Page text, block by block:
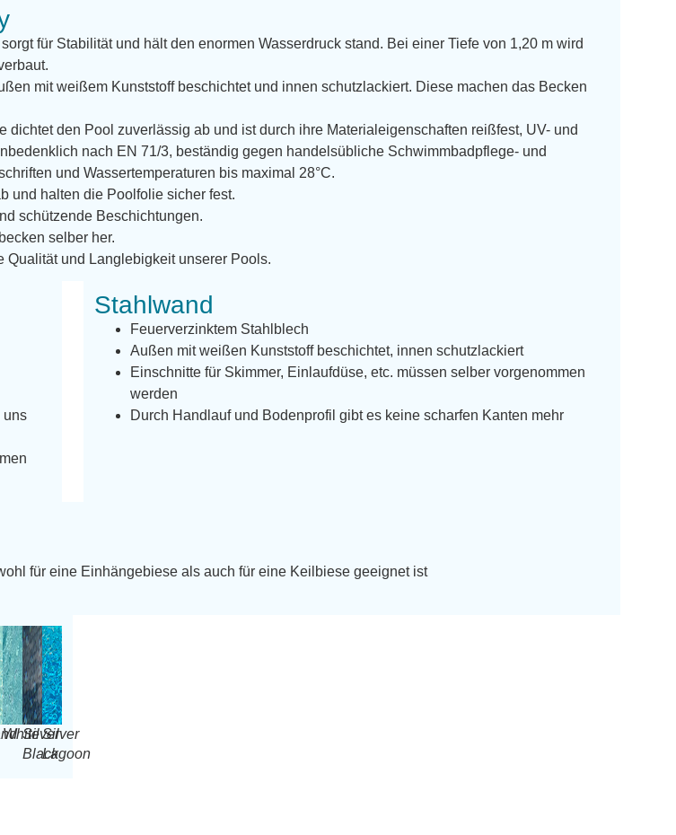
für Stabilität und hält den enormen Wasserdruck stand. Bei einer Tiefe von 1,20 m wird
mit weißem Kunststoff beschichtet und innen schutzlackiert. Diese machen das Becken
dichtet den Pool zuverlässig ab und ist durch ihre Materialeigenschaften reißfest, UV- und
nach EN 71/3, beständig gegen handelsübliche Schwimmbadpflege- und
und Wassertemperaturen bis maximal 28°C.
und halten die Poolfolie sicher fest.
schützende Beschichtungen.
selber her.
und Langlebigkeit unserer Pools.
uns
Stahlwand
Feuerverzinktem Stahlblech
Außen mit weißen Kunststoff beschichtet, innen schutzlackiert
Einschnitte für Skimmer, Einlaufdüse, etc. müssen selber vorgenommen
werden
Durch Handlauf und Bodenprofil gibt es keine scharfen Kanten mehr
für eine Einhängebiese als auch für eine Keilbiese geeignet ist
WhiteSilver
Black
Silver
Lagoon